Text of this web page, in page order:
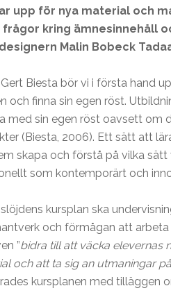
upp för nya material och
frågor kring ämnesinnehåll
Malin Bobeck
Biesta bör vi i första hand
och finna sin egen röst.
med sin egen röst oavsett om
(Biesta, 2006). Ett sätt att
skapa och förstå på vilka
som kontemporärt och
kursplan ska
och förmågan att
”bidra till att väcka elevernas
och att ta sig an utmaningar
kursplanen med tilläggen